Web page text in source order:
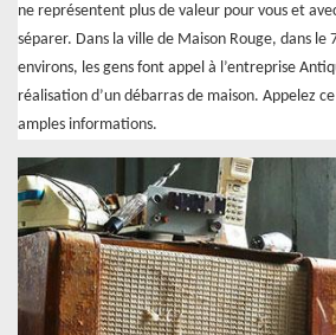
ne représentent plus de valeur pour vous et
séparer. Dans la ville de Maison Rouge, dans le
environs, les gens font appel à l’entreprise
réalisation d’un débarras de maison. Appelez
amples informations.